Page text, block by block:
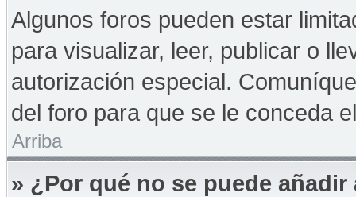
Algunos foros pueden estar
para visualizar, leer, publicar o
autorización especial.
del foro para que se le conceda
Arriba
» ¿Por qué no se puede